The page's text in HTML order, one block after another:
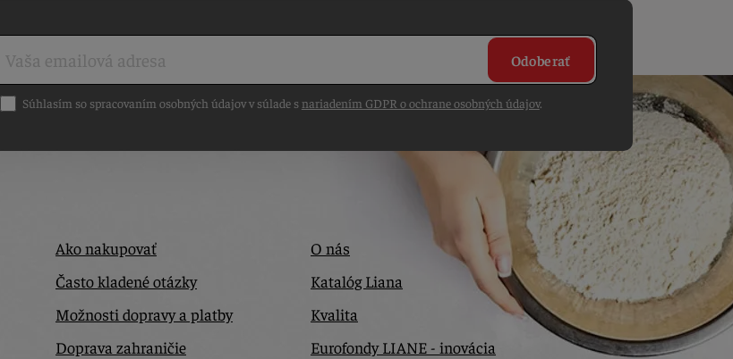
Odoberať
Súhlasím so spracovaním osobných údajov v súlade snariadením GDPR o ochrane osobných údajov.
Ako nakupovať
Často kladené otázky
Možnosti dopravy a platby
Doprava zahraničie
O nás
Katalóg Liana
Kvalita
Eurofondy LIANE - inovácia